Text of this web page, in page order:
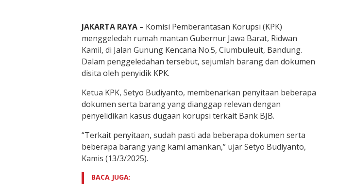
JAKARTA RAYA – Komisi Pemberantasan Korupsi (KPK)
menggeledah rumah mantan Gubernur Jawa Barat, Ridwan
Kamil, di Jalan Gunung Kencana No.5, Ciumbuleuit, Bandung.
Dalam penggeledahan tersebut, sejumlah barang dan dokumen
disita oleh penyidik KPK.
Ketua KPK, Setyo Budiyanto, membenarkan penyitaan beberapa
dokumen serta barang yang dianggap relevan dengan
penyelidikan kasus dugaan korupsi terkait Bank BJB.
“Terkait penyitaan, sudah pasti ada beberapa dokumen serta
beberapa barang yang kami amankan,” ujar Setyo Budiyanto,
Kamis (13/3/2025).
BACA JUGA: